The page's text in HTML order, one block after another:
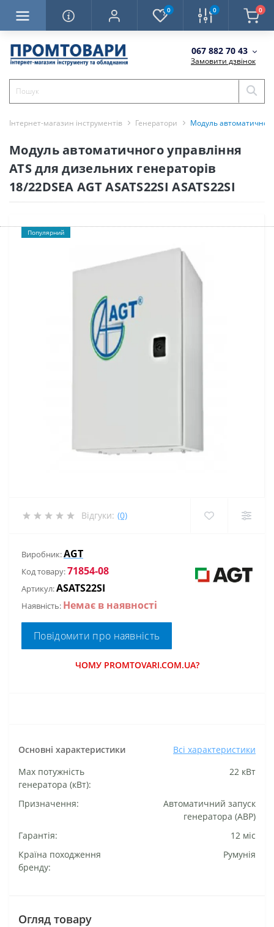
0 0 0
067 882 70 43
Замовити дзвінок
Інтернет-магазин інструментів Генератори Модуль
Модуль автоматичного управління
ATS для дизельних генераторів
18/22DSEA AGT ASATS22SI ASATS22SI
Популярний
Відгуки: (0)
Виробник:AGT
Код товару:71854-08
Артикул:ASATS22SI
Наявність: Немає в наявності
Повідомити про наявність
ЧОМУ PROMTOVARI.COM.UA?
Основні характеристики
Всі характеристики
Маx потужність
генератора (кВт):
22 кВт
Призначення:
Автоматичний запуск
генератора (АВР)
Гарантія:
12 міс
Країна походження
бренду:
Румунія
Огляд товару